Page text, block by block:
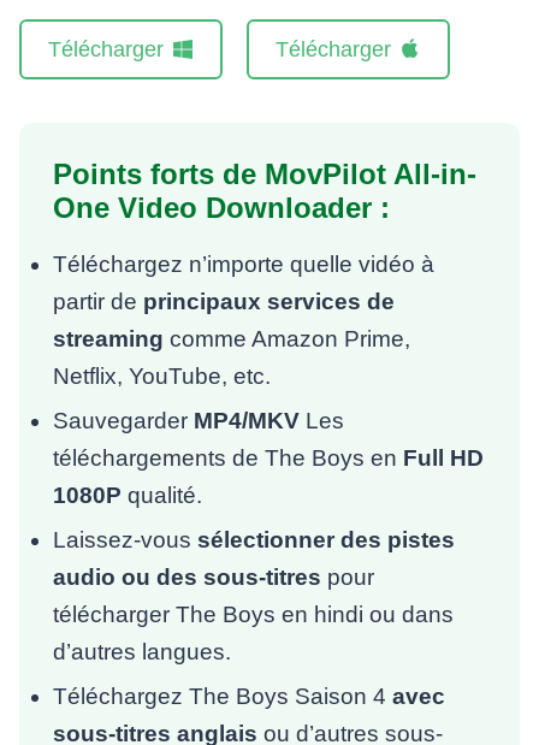
Télécharger Télécharger
Points forts de MovPilot All-in-
One Video Downloader :
Téléchargez n’importe quelle vidéo à
partir de principaux services de
streaming comme Amazon Prime,
Netflix, YouTube, etc.
Sauvegarder MP4/MKV Les
téléchargements de The Boys en Full HD
1080P qualité.
Laissez-voussélectionner des pistes
audio ou des sous-titres pour
télécharger The Boys en hindi ou dans
d’autres langues.
Téléchargez The Boys Saison 4avec
sous-titres anglais ou d’autres sous-